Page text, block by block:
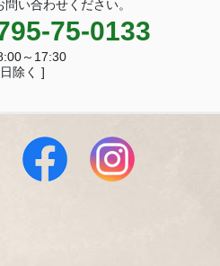
問い合わせください。
75-0133
～17:30
除く ]